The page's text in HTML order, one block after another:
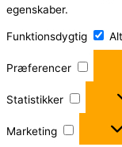
egenskaber.
Funktionsdygtig
Præferencer
Statistikker
Marketing